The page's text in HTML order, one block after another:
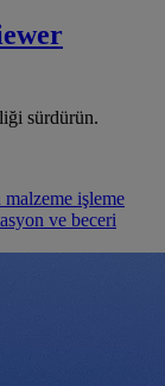
sürdürün.
işleme
ve beceri